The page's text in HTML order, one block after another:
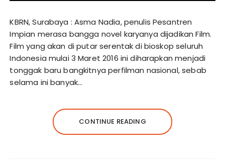
KBRN, Surabaya : Asma Nadia, penulis Pesantren
Impian merasa bangga novel karyanya dijadikan Film.
Film yang akan di putar serentak di bioskop seluruh
Indonesia mulai 3 Maret 2016 ini diharapkan menjadi
tonggak baru bangkitnya perfilman nasional, sebab
selama ini banyak…
CONTINUE READING